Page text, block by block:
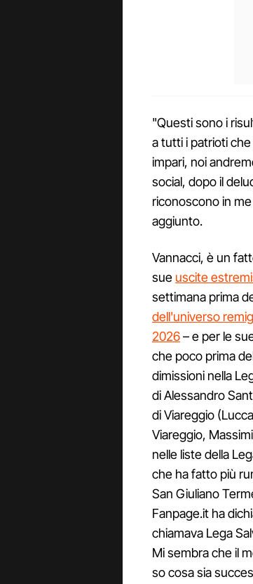
"Questi sono i
a tutti i patrioti
impari, noi
social, dopo il
riconoscono in
aggiunto.
Vannacci, è un
sue uscite
settimana prima
dell'universo
2026– e per le
che poco prima
dimissioni nella
di Alessandro
di Viareggio
Viareggio,
nelle liste della
che ha fatto più
San Giuliano
Fanpage.it ha
chiamava Lega
Mi sembra che il
so cosa sia